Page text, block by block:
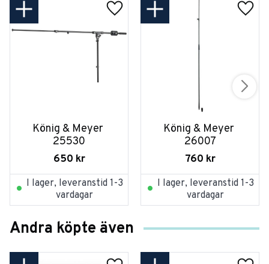
König & Meyer
25530
650 kr
I lager, leveranstid 1-3
vardagar
König & Meyer
26007
760 kr
I lager, leveranstid 1-3
vardagar
Andra köpte även